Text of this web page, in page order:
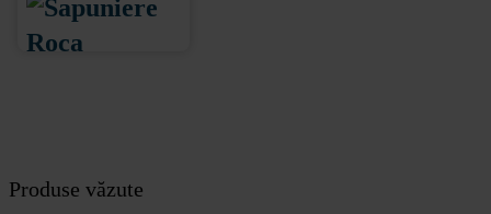
Produse văzute